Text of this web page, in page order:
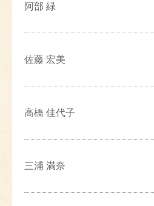
阿部 緑
佐藤 宏美
高橋 佳代子
三浦 満奈